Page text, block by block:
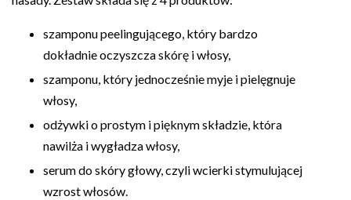
szamponu peelingującego, który bardzo
dokładnie oczyszcza skórę i włosy,
szamponu, który jednocześnie myje i pielęgnuje
włosy,
odżywki o prostym i pięknym składzie, która
nawilża i wygładza włosy,
serum do skóry głowy, czyli wcierki stymulującej
wzrost włosów.